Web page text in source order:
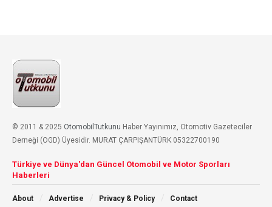
© 2011 & 2025 OtomobilTutkunu Haber Yayınımız, Otomotiv Gazeteciler
Derneği (OGD) Üyesidir. MURAT ÇARPIŞANTÜRK 05322700190
Türkiye ve Dünya'dan Güncel Otomobil ve Motor Sporları
Haberleri
About Advertise Privacy & Policy Contact